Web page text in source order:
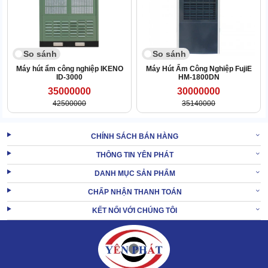
IRD-6000S dẫn đầu về năng lực hút ẩm trong số các dòng máy
được sản xuất bởi Ikeno.
Mỗi giờ làm việc, máy làm ngưng tụ 25l nước từ luồng không khí
Con số này tương đương công suất của máy hút ẩm cỡ nhỏ trong
1 ngày. Vậy nên, thiết bị thường được setup trong các kho xưởng
So sánh
Máy hút ẩm công nghiệp IKENO
ID-3000
35000000
42500000
So sánh
Máy Hút Ẩm Công Nghiệp FujiE
HM-1800DN
30000000
35140000
CHÍNH SÁCH BÁN HÀNG
THÔNG TIN YÊN PHÁT
DANH MỤC SẢN PHẨM
CHẤP NHẬN THANH TOÁN
KẾT NỐI VỚI CHÚNG TÔI